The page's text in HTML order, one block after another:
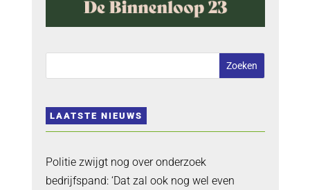
LAATSTE NIEUWS
Politie zwijgt nog over onderzoek
bedrijfspand: ‘Dat zal ook nog wel even